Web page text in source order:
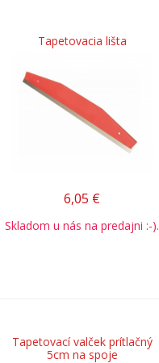
Tapetovacia lišta
6,05 €
Skladom u nás na predajni :-).
Tapetovací valček prítlačný
5cm na spoje